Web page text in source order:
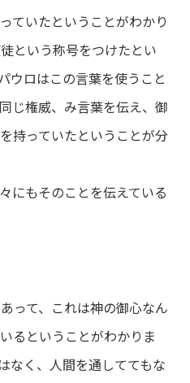
ていたということがわかり
という称号をつけたとい
ウロはこの言葉を使うこと
じ権威、み言葉を伝え、御
持っていたということが分
にもそのことを伝えている
って、これは神の御心なん
るということがわかりま
なく、人間を通しててもな